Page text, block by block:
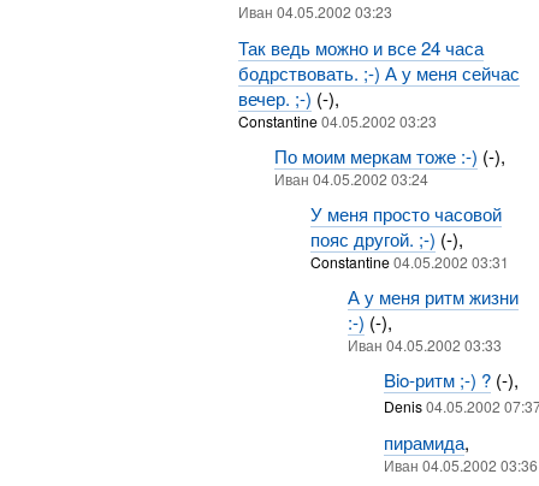
Иван 04.05.2002 03:23
Так ведь можно и все 24 часа
бодрствовать. ;-) А у меня сейчас
вечер. ;-) (-),
Constantine04.05.2002 03:23
По моим меркам тоже :-) (-),
Иван 04.05.2002 03:24
У меня просто часовой
пояс другой. ;-) (-),
Constantine04.05.2002 03:31
А у меня ритм жизни
:-) (-),
Иван 04.05.2002 03:33
Bio-ритм ;-) ? (-),
Denis04.05.2002
пирамида,
Иван 04.05.2002 03:36